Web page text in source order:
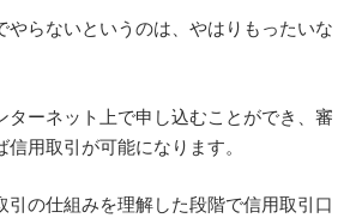
やらないというのは、やはりもったいな
ターネット上で申し込むことができ、審
用取引が可能になります。
引の仕組みを理解した段階で信用取引口